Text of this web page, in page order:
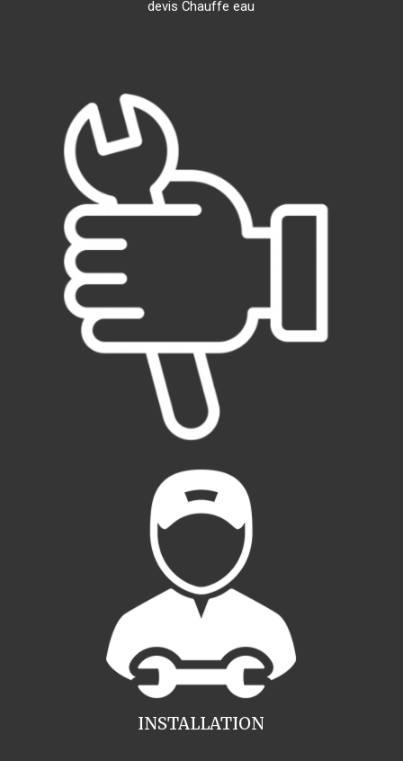
devis Chauffe eau
INSTALLATION